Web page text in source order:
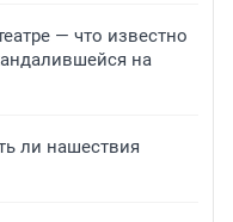
— что известно
на
ли нашествия